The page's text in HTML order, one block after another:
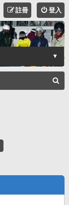
登入
註冊
▼